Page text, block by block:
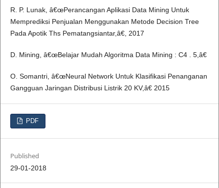
R. P. Lunak, â€œPerancangan Aplikasi Data Mining Untuk
Memprediksi Penjualan Menggunakan Metode Decision Tree
Pada Apotik Ths Pematangsiantar,â€, 2017
D. Mining, â€œBelajar Mudah Algoritma Data Mining : C4 . 5,â€
O. Somantri, â€œNeural Network Untuk Klasifikasi Penanganan
Gangguan Jaringan Distribusi Listrik 20 KV,â€ 2015
PDF
Published
29-01-2018